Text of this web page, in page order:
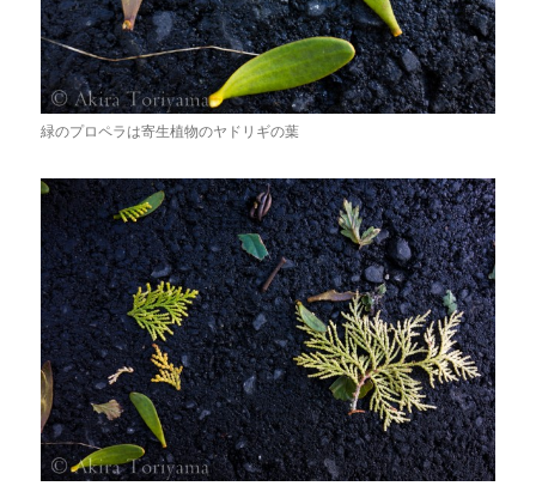
緑のプロペラは寄生植物のヤドリギの葉